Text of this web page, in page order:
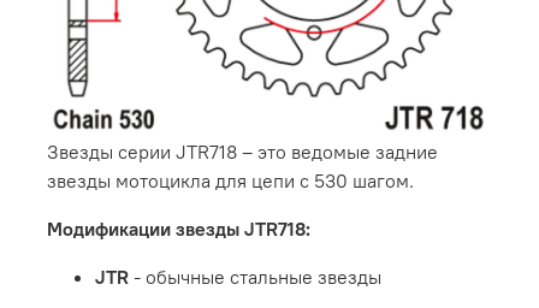
Звезды серии JTR718 – это ведомые задние
звезды мотоцикла для цепи с 530 шагом.
Модификации звезды JTR718:
JTR - обычные стальные звезды